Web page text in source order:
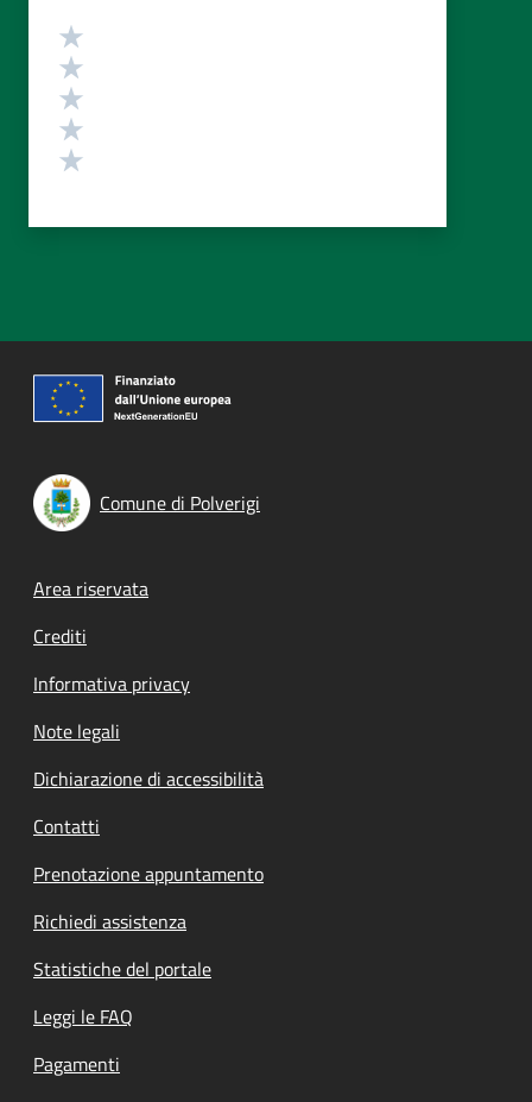
Valutazione
Comune di Polverigi
Footer menu
Area riservata
Crediti
Informativa privacy
Note legali
Dichiarazione di accessibilità
Contatti
Prenotazione appuntamento
Richiedi assistenza
Statistiche del portale
Leggi le FAQ
Pagamenti